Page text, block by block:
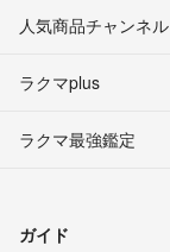
人気商品チャンネル
ラクマplus
ラクマ最強鑑定
ガイド